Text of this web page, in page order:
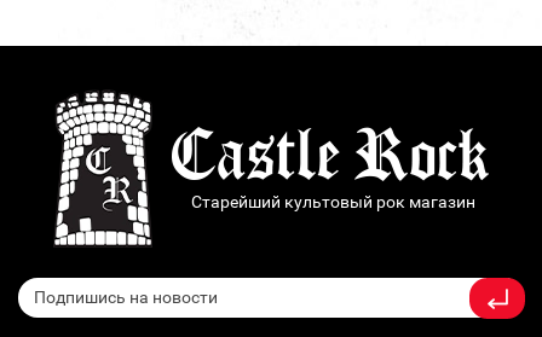
Старейший культовый рок магазин